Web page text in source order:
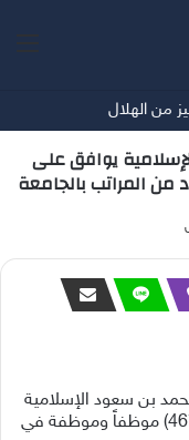
من الهلال
يوافق على
بن سعود الإسلامية
الدكتور أحمد بن سالم العامري على ترقية (467) موظفاً وموظفة في